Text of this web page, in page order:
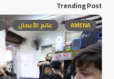
Trending Post
AMENA عالم الأعمال